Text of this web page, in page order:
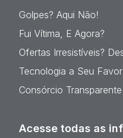
Golpes? Aqui Não!
Fui Vítima, E Agora?
Ofertas Irresistíveis?
Tecnologia a Seu Favor
Consórcio Transparente
Acesse todas as